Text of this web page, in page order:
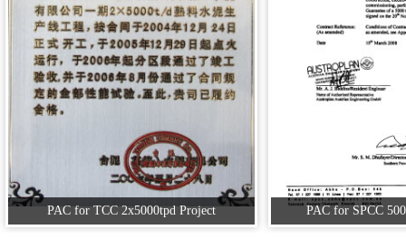
PAC for TCC 2x5000tpd Project PAC for SPCC